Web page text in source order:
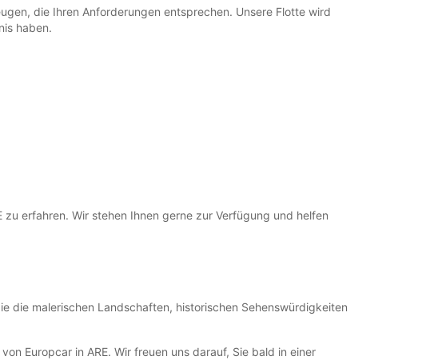
Öffnungszeiten verfügbar
Anfragen können nur innerhalb der Standard-
die Ihren Anforderungen entsprechen. Unsere Flotte wird
haben.
erfahren. Wir stehen Ihnen gerne zur Verfügung und helfen
die malerischen Landschaften, historischen Sehenswürdigkeiten
Europcar in ARE. Wir freuen uns darauf, Sie bald in einer